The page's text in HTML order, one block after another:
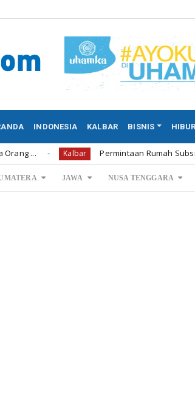
INDONESIA KALBAR BISNIS
Kalbar Permintaan Rumah Subsidi di
JAWA NUSA TENGGARA